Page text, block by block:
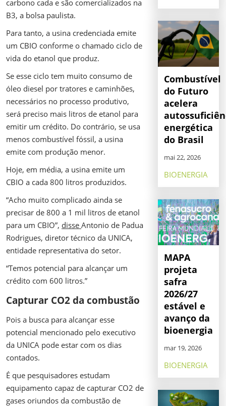
carbono cada e são comercializados na
B3, a bolsa paulista.
Para tanto, a usina credenciada emite
um CBIO conforme o chamado ciclo de
vida do etanol que produz.
Se esse ciclo tem muito consumo de
óleo diesel por tratores e caminhões,
necessários no processo produtivo,
será preciso mais litros de etanol para
emitir um crédito. Do contrário, se usa
menos combustível fóssil, a usina
emite com produção menor.
Hoje, em média, a usina emite um
CBIO a cada 800 litros produzidos.
“Acho muito complicado ainda se
precisar de 800 a 1 mil litros de etanol
para um CBIO”, disse Antonio de Padua
Rodrigues, diretor técnico da UNICA,
entidade representativa do setor.
“Temos potencial para alcançar um
crédito com 600 litros.”
Capturar CO2 da combustão
Pois a busca para alcançar esse
potencial mencionado pelo executivo
da UNICA pode estar com os dias
contados.
É que pesquisadores estudam
equipamento capaz de capturar CO2 de
gases oriundos da combustão de
Combustível
do Futuro
acelera
energética
do Brasil
mai 22, 2026
BIOENERGIA
MAPA
projeta
safra
2026/27
estável e
avanço da
bioenergia
mar 19, 2026
BIOENERGIA